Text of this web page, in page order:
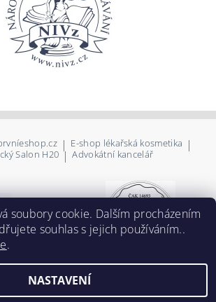
| E-shop lékařská kosmetika |
Salon H20 | Advokátní kancelář
IDEA-IQ, a.s., všechna práva vyhrazena
soubory cookie. Dalším procházením
souhlas s jejich používáním..
.
NASTAVENÍ